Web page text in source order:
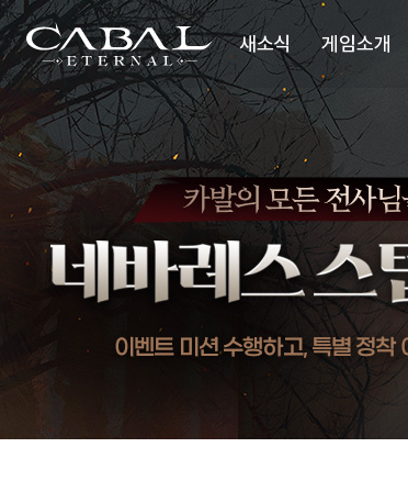
CABAL
TRANSCENDENCE
주
요
메
뉴
새소식
공지사항
업데이트
이슈 플러스
게임소개
세계관
시놉시스
배틀스타일
미디어
업데이트리뷰
GM
의
특
별
한
선
물